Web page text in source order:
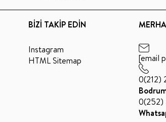
BİZİ TAKİP EDİN
Instagram
HTML Sitemap
[email
0(212)
0(252)